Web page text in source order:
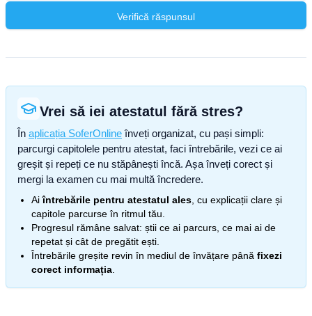
Verifică răspunsul
Vrei să iei atestatul fără stres?
În aplicația SoferOnline înveți organizat, cu pași simpli:
parcurgi capitolele pentru atestat, faci întrebările, vezi ce ai
greșit și repeți ce nu stăpânești încă. Așa înveți corect și
mergi la examen cu mai multă încredere.
Aiîntrebările pentru atestatul ales , cu explicații clare și
capitole parcurse în ritmul tău.
Progresul rămâne salvat: știi ce ai parcurs, ce mai ai de
repetat și cât de pregătit ești.
Întrebările greșite revin în mediul de învățare până fixezi
corect informația